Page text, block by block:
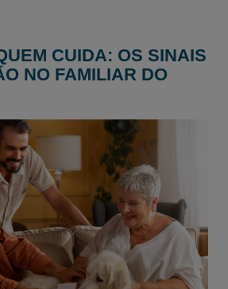
CUIDA: OS SINAIS
NO FAMILIAR DO